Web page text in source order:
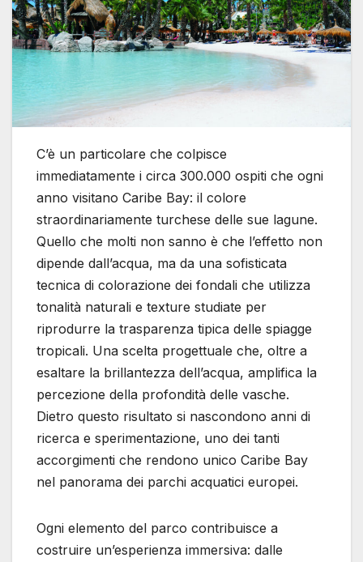
C’è un particolare che colpisce
immediatamente i circa 300.000 ospiti che ogni
anno visitano Caribe Bay: il colore
straordinariamente turchese delle sue lagune.
Quello che molti non sanno è che l’effetto non
dipende dall’acqua, ma da una sofisticata
tecnica di colorazione dei fondali che utilizza
tonalità naturali e texture studiate per
riprodurre la trasparenza tipica delle spiagge
tropicali. Una scelta progettuale che, oltre a
esaltare la brillantezza dell’acqua, amplifica la
percezione della profondità delle vasche.
Dietro questo risultato si nascondono anni di
ricerca e sperimentazione, uno dei tanti
accorgimenti che rendono unico Caribe Bay
nel panorama dei parchi acquatici europei.
Ogni elemento del parco contribuisce a
costruire un’esperienza immersiva: dalle